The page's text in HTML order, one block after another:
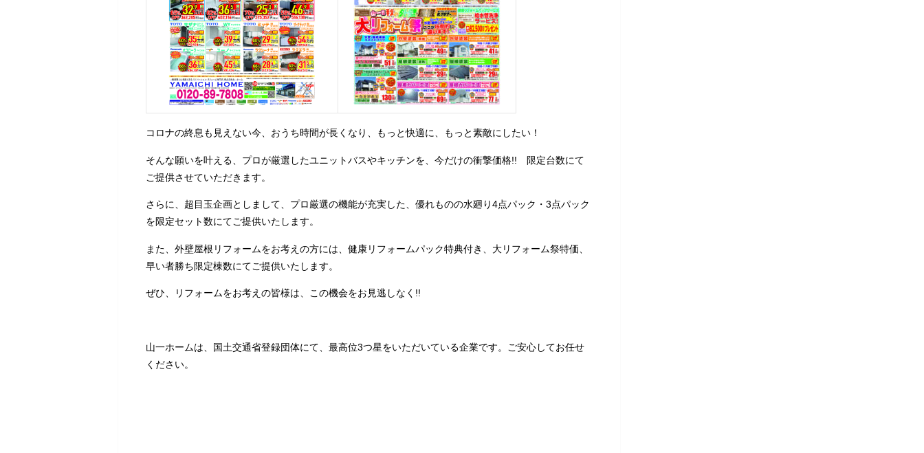
コロナの終息も見えない今、おうち時間が長くなり、もっと快適に、もっと素敵にしたい！
そんな願いを叶える、プロが厳選したユニットバスやキッチンを、今だけの衝撃価格!! 限定台数にて
ご提供させていただきます。
さらに、超目玉企画としまして、プロ厳選の機能が充実した、優れものの水廻り 4点パック・ 3 点パック
を限定セット数にてご提供いたします。
また、外壁屋根リフォームをお考えの方には、健康リフォームパック特典付き、大リフォーム祭特価、
早い者勝ち限定棟数にてご提供いたします。
ぜひ、リフォームをお考えの皆様は、この機会をお見逃しなく !!
山一ホームは、国土交通省登録団体にて、最高位3つ星をいただいている企業です。ご安心してお任せ
ください。